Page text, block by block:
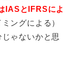
IASとIFRSによ
ングによる）
ゃないかと思